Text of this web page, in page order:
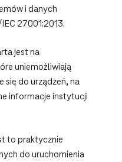
i danych
27001:2013.
jest na
uniemożliwiają
się do urządzeń, na
informacje instytucji
to praktycznie
do uruchomienia